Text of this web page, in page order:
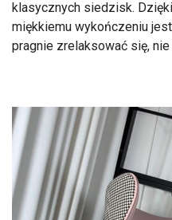
klasycznych siedzisk.
miękkiemu wykończeniu
pragnie zrelaksować się,